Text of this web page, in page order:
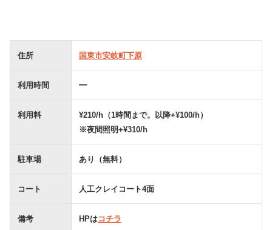
住所 国東市安岐町下原
利用時間 ━
利用料
¥210/h（1時間まで。以降+¥100/h）
※夜間照明+¥310/h
駐車場 あり（無料）
コート 人工クレイコート4面
備考 HPはコチラ